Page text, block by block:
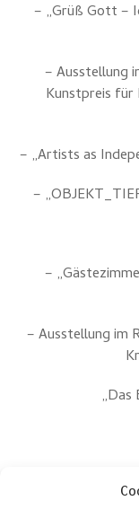
– „Grüß Gott –
– Ausstellung
Kunstpreis für
– „Artists as
–
–
– Ausstellung im
„Das